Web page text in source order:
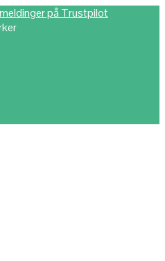
på Trustpilot